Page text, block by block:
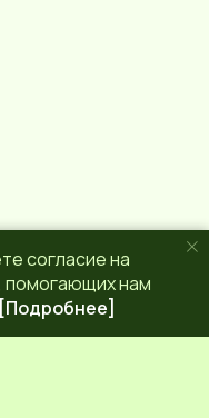
согласие на
помогающих нам
[Подробнее]